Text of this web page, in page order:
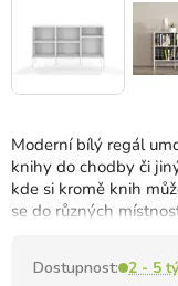
Moderní bílý regál
knihy do chodby či
kde si kromě knih
se do různých
Dostupnost: 2 - 5